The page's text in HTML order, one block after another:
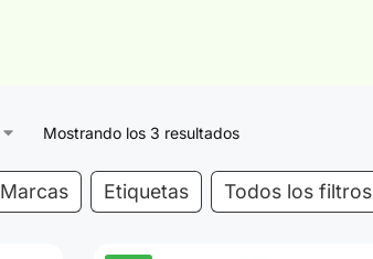
Mostrando los 3 resultados
Marcas Etiquetas Todos los filtros